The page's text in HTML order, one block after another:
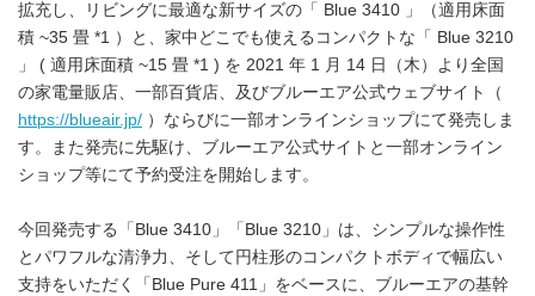
拡充し、リビングに最適な新サイズの「 Blue 3410 」（適用床面
積 ~35 畳 *1 ）と、家中どこでも使えるコンパクトな「 Blue 3210
」 ( 適用床面積 ~15 畳 *1 ) を 2021 年 1 月 14 日（木）より全国
の家電量販店、一部百貨店、及びブルーエア公式ウェブサイト（
https://blueair.jp/ ）ならびに一部オンラインショップにて発売しま
す。また発売に先駆け、ブルーエア公式サイトと一部オンライン
ショップ等にて予約受注を開始します。
今回発売する「Blue 3410」「Blue 3210」は、シンプルな操作性
とパワフルな清浄力、そして円柱形のコンパクトボディで幅広い
支持をいただく「Blue Pure 411」をベースに、ブルーエアの基幹